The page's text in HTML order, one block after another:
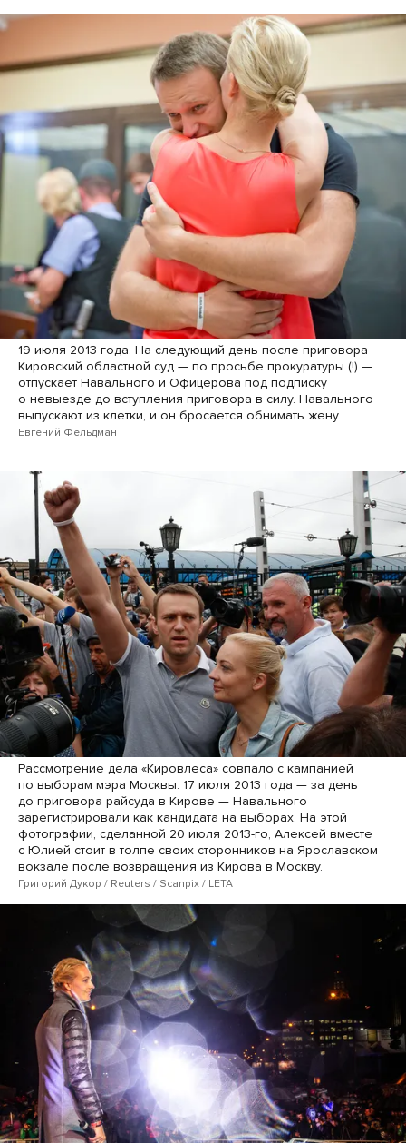
19 июля 2013 года. На следующий день после приговора
Кировский областной суд — по просьбе прокуратуры (!) —
отпускает Навального и Офицерова под подписку
о невыезде до вступления приговора в силу. Навального
выпускают из клетки, и он бросается обнимать жену.
Евгений Фельдман
Рассмотрение дела «Кировлеса» совпало с кампанией
по выборам мэра Москвы. 17 июля 2013 года — за день
до приговора райсуда в Кирове — Навального
зарегистрировали как кандидата на выборах. На этой
фотографии, сделанной 20 июля 2013-го, Алексей вместе
с Юлией стоит в толпе своих сторонников на Ярославском
вокзале после возвращения из Кирова в Москву.
Григорий Дукор / Reuters / Scanpix / LETA